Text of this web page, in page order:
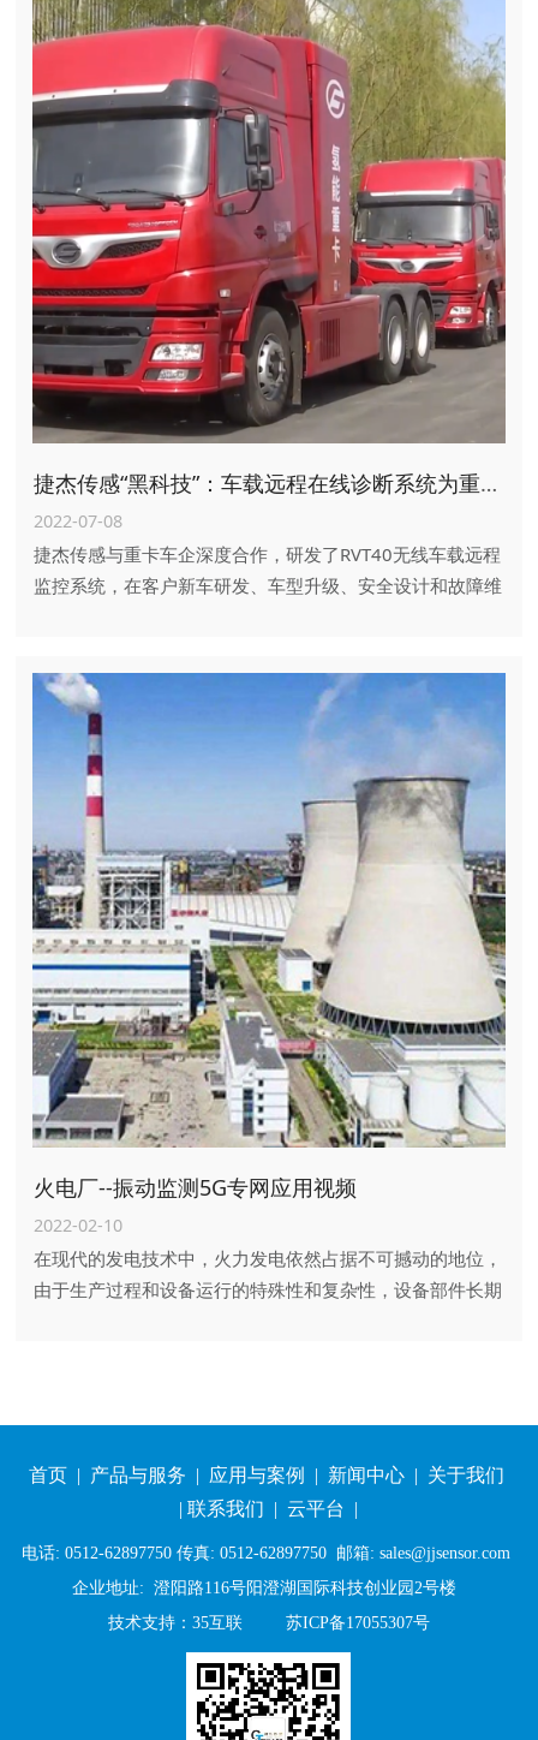
捷杰传感“黑科技”：车载远程在线诊断系统为重卡智能化升级与改造提供大数据支持
2022-07-08
捷杰传感与重卡车企深度合作，研发了RVT40无线车载远程
监控系统，在客户新车研发、车型升级、安全设计和故障维
火电厂--振动监测5G专网应用视频
2022-02-10
在现代的发电技术中，火力发电依然占据不可撼动的地位，
由于生产过程和设备运行的特殊性和复杂性，设备部件长期
首页 | 产品与服务 | 应用与案例 | 新闻中心 | 关于我们
| 联系我们 | 云平台 |
电话: 0512-62897750 传真: 0512-62897750 邮箱: sales@jjsensor.com
企业地址: 澄阳路116号阳澄湖国际科技创业园2号楼
技术支持： 35互联 苏ICP备17055307号